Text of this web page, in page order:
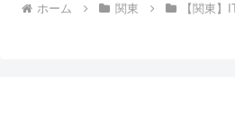
ホーム 関東 【関東】